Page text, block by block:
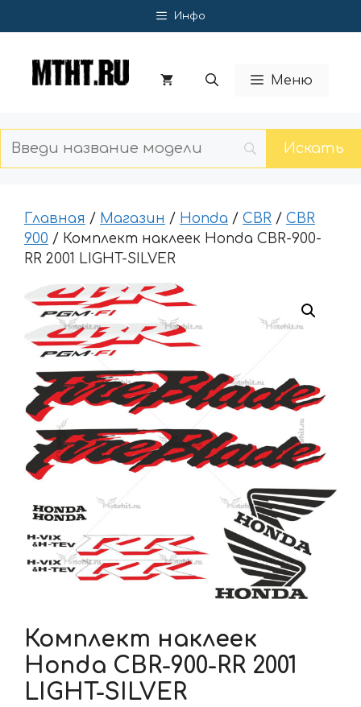
к
Инфо
Меню
Главная / Магазин / Honda / CBR / CBR
900 / Комплект наклеек Honda CBR-900-
RR 2001 LIGHT-SILVER
Комплект наклеек
Honda CBR-900-RR 2001
LIGHT-SILVER